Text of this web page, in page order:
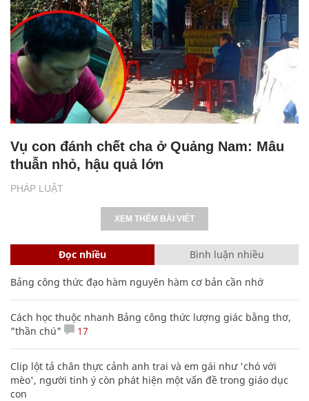
PHÁP LUẬT
Vụ con đánh chết cha ở Quảng Nam: Mâu
thuẫn nhỏ, hậu quả lớn
XEM THÊM BÀI VIẾT
Đọc nhiều Bình luận nhiều
Bảng công thức đạo hàm nguyên hàm cơ bản cần nhớ
Cách học thuộc nhanh Bảng công thức lượng giác bằng thơ,
"thần chú"
17
Clip lột tả chân thực cảnh anh trai và em gái như 'chó với
mèo', người tinh ý còn phát hiện một vấn đề trong giáo dục
con